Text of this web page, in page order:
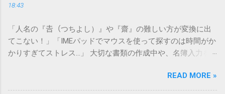
18:43
「人名の『𠮷（つちよし）』や『齋』の難しい方が変換に出
てこない！」「IMEパッドでマウスを使って探すのは時間がか
かりすぎてストレス…」 大切な書類の作成中や、名簿入力を
てしまいますよね。多くの人が「IMEパッド（手書き入力）」
を使いますが、実はマウスで一画ずつ書くのは非効率です
READ MORE »